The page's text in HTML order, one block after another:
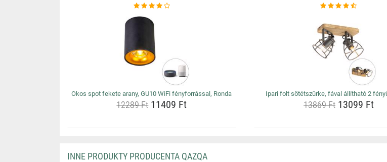
Okos spot fekete arany, GU10 WiFi fényforrással, Ronda
12289 Ft11409 Ft
Ipari folt sötétszürke, fával állítható 2
13869 Ft13099 Ft
INNE PRODUKTY PRODUCENTA QAZQA